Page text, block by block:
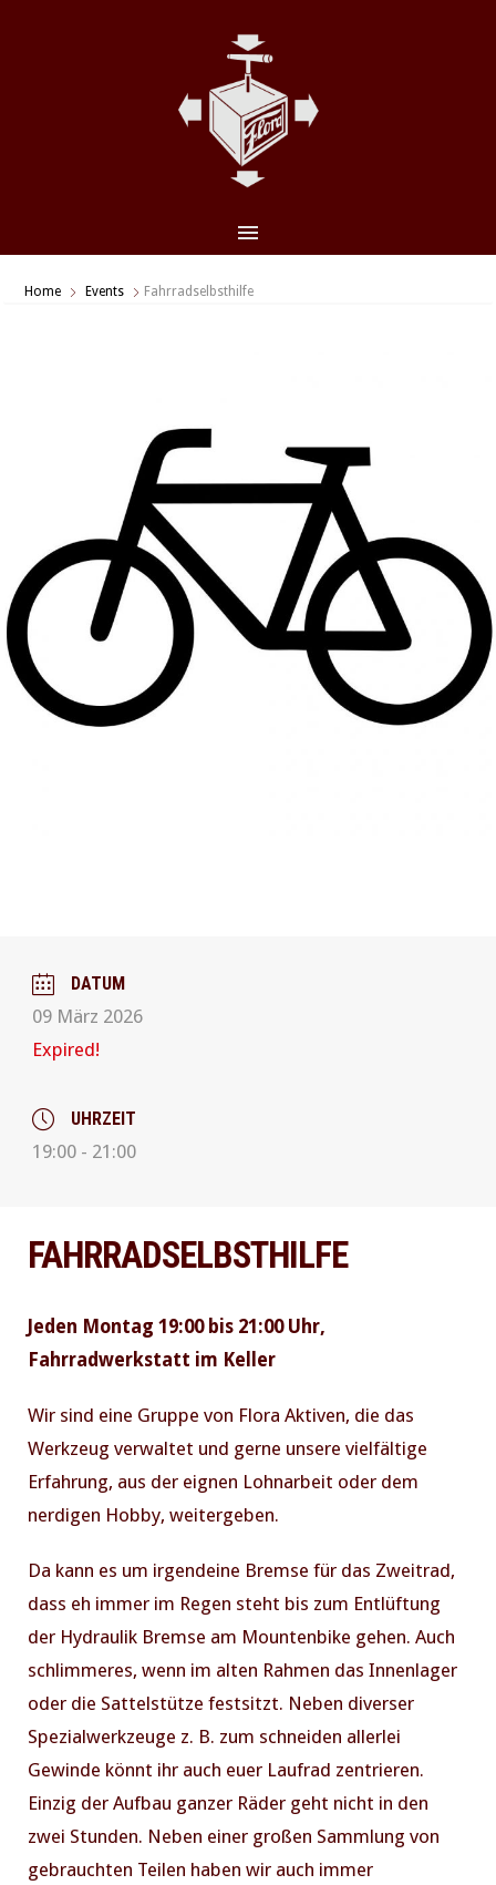
Home Events Fahrradselbsthilfe
DATUM
09 März 2026
Expired!
UHRZEIT
19:00 - 21:00
FAHRRADSELBSTHILFE
Jeden Montag 19:00 bis 21:00 Uhr,
Fahrradwerkstatt im Keller
Wir sind eine Gruppe von Flora Aktiven, die das
Werkzeug verwaltet und gerne unsere vielfältige
Erfahrung, aus der eignen Lohnarbeit oder dem
nerdigen Hobby, weitergeben.
Da kann es um irgendeine Bremse für das Zweitrad,
dass eh immer im Regen steht bis zum Entlüftung
der Hydraulik Bremse am Mountenbike gehen. Auch
schlimmeres, wenn im alten Rahmen das Innenlager
oder die Sattelstütze festsitzt. Neben diverser
Spezialwerkzeuge z. B. zum schneiden allerlei
Gewinde könnt ihr auch euer Laufrad zentrieren.
Einzig der Aufbau ganzer Räder geht nicht in den
zwei Stunden. Neben einer großen Sammlung von
gebrauchten Teilen haben wir auch immer